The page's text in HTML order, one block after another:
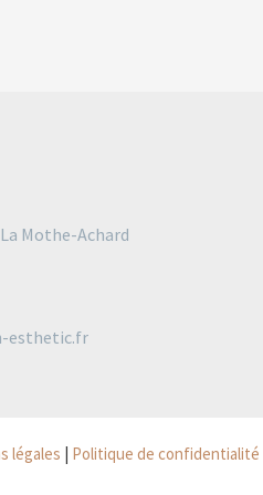
Mothe-Achard
esthetic.fr
légales | Politique de confidentialité